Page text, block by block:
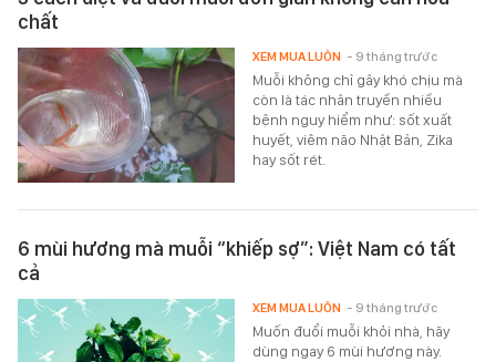
chất
Muỗi không chỉ gây khó chịu mà
còn là tác nhân truyền nhiều
bệnh nguy hiểm như: sốt xuất
huyết, viêm não Nhật Bản, Zika
hay sốt rét.
XEM MUA LUÔN - 9 tháng trước
6 mùi hương mà muỗi “khiếp sợ”: Việt Nam có tất
cả
Muốn đuổi muỗi khỏi nhà, hãy
dùng ngay 6 mùi hương này.
XEM MUA LUÔN - 9 tháng trước